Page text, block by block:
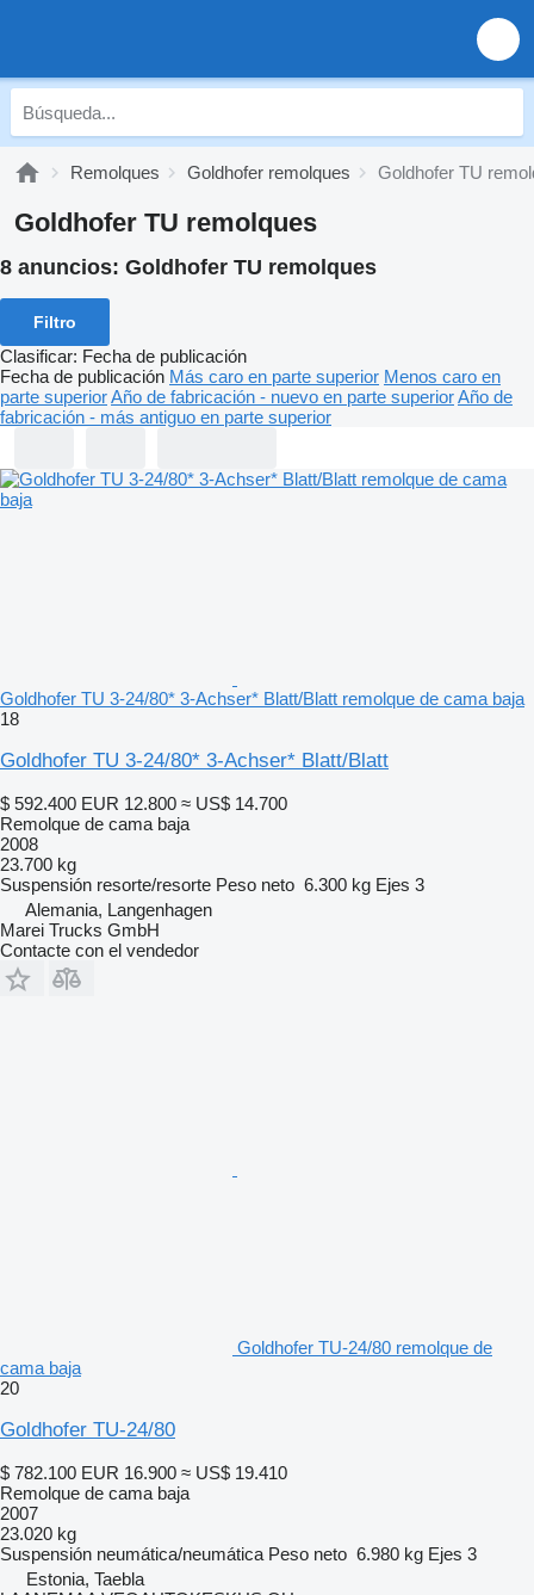
Remolques Goldhofer remolques Goldhofer TU
Goldhofer TU remolques
8 anuncios: Goldhofer TU remolques
Filtro
Clasificar: Fecha de publicación
Fecha de publicación Más caro en parte superior Menos caro en
parte superiorAño de fabricación - nuevo en parte superiorAño de
fabricación - más antiguo en parte superior
Goldhofer TU 3-24/80* 3-Achser* Blatt/Blatt remolque de cama baja
18
Goldhofer TU 3-24/80* 3-Achser* Blatt/Blatt
$ 592.400 EUR 12.800 ≈ US$ 14.700
Remolque de cama baja
2008
23.700 kg
Suspensión resorte/resorte Peso neto 6.300 kg Ejes 3
Alemania, Langenhagen
Marei Trucks GmbH
Contacte con el vendedor
Goldhofer TU-24/80 remolque de
cama baja
20
Goldhofer TU-24/80
$ 782.100 EUR 16.900 ≈ US$ 19.410
Remolque de cama baja
2007
23.020 kg
Suspensión neumática/neumática Peso neto 6.980 kg Ejes 3
Estonia, Taebla